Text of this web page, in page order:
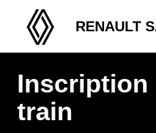
RENAULT
Inscription
train